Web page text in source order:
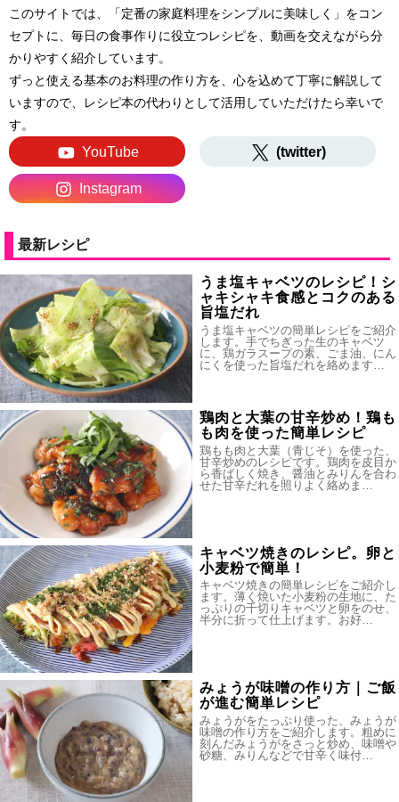
このサイトでは、「定番の家庭料理をシンプルに美味しく」をコン
セプトに、毎日の食事作りに役立つレシピを、動画を交えながら分
かりやすく紹介しています。
ずっと使える基本のお料理の作り方を、心を込めて丁寧に解説して
いますので、レシピ本の代わりとして活用していただけたら幸いで
す。
YouTube (twitter)
Instagram
最新レシピ
うま塩キャベツのレシピ！シ
ャキシャキ食感とコクのある
旨塩だれ
うま塩キャベツの簡単レシピをご紹介
します。手でちぎった生のキャベツ
に、鶏ガラスープの素、ごま油、にん
にくを使った旨塩だれを絡めます…
鶏肉と大葉の甘辛炒め！鶏も
も肉を使った簡単レシピ
鶏もも肉と大葉（青じそ）を使った、
甘辛炒めのレシピです。鶏肉を皮目か
ら香ばしく焼き、醤油とみりんを合わ
せた甘辛だれを照りよく絡めま…
キャベツ焼きのレシピ。卵と
小麦粉で簡単！
キャベツ焼きの簡単レシピをご紹介し
ます。薄く焼いた小麦粉の生地に、た
っぷりの千切りキャベツと卵をのせ、
半分に折って仕上げます。お好…
みょうが味噌の作り方｜ご飯
が進む簡単レシピ
みょうがをたっぷり使った、みょうが
味噌の作り方をご紹介します。粗めに
刻んだみょうがをさっと炒め、味噌や
砂糖、みりんなどで甘辛く味付…